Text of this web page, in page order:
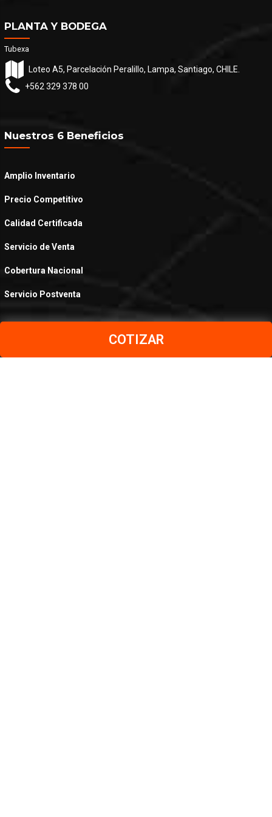
COTIZAR
PLANTA Y BODEGA
Tubexa
Loteo A5, Parcelación Peralillo, Lampa, Santiago, CHILE.
+562 329 378 00
Nuestros 6 Beneficios
Amplio Inventario
Precio Competitivo
Calidad Certificada
Servicio de Venta
Cobertura Nacional
Servicio Postventa